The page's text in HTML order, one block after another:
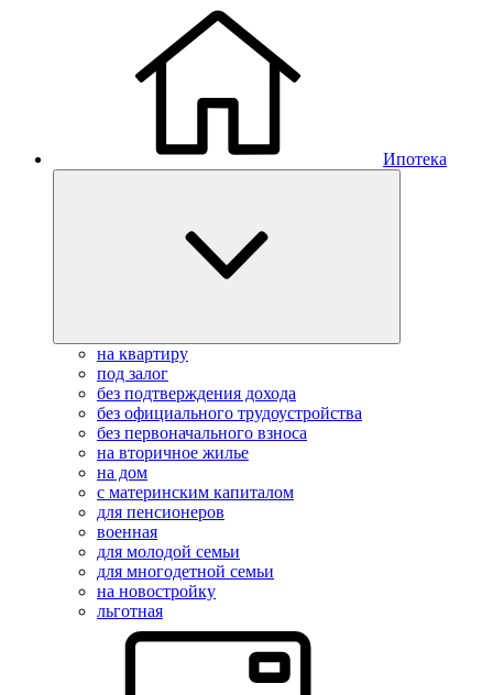
Ипотека
на квартиру
под залог
без подтверждения дохода
без официального трудоустройства
без первоначального взноса
на вторичное жилье
на дом
с материнским капиталом
для пенсионеров
военная
для молодой семьи
для многодетной семьи
на новостройку
льготная